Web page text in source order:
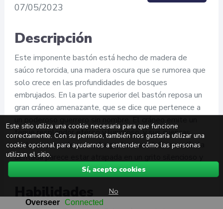
07/05/2023
Descripción
Este imponente bastón está hecho de madera de
saúco retorcida, una madera oscura que se rumorea que
solo crece en las profundidades de bosques
embrujados. En la parte superior del bastón reposa un
gran cráneo amenazante, que se dice que pertenece a
tenue resplandor etéreo y luminoso, y sus cuencas
oculares parpadean con fuego fantasmal. Su mandíbula
dentada parece estar atrapada en un grito silencioso y
Habilidades
Este sitio utiliza una cookie necesaria para que funcione
correctamente. Con su permiso, también nos gustaría utilizar una
cookie opcional para ayudarnos a entender cómo las personas
utilizan el sitio.
Sí, acepto cookies
No